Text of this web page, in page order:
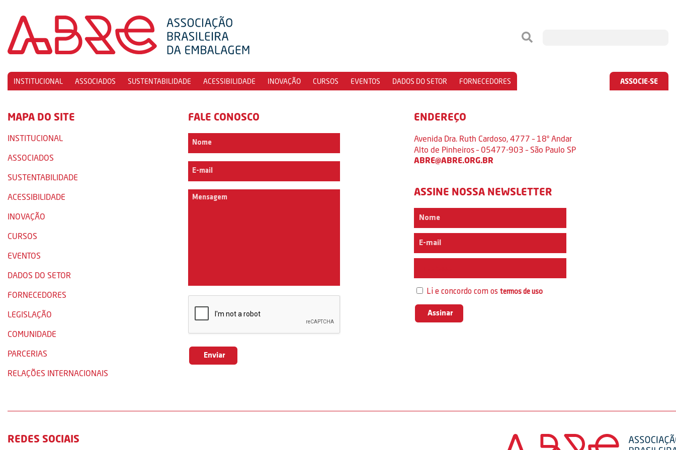
INSTITUCIONAL ASSOCIADOS SUSTENTABILIDADE ACESSIBILIDADE INOVAÇÃO CURSOS EVENTOS DADOS DO SETOR FORNECEDORES ASSOCIE-SE
MAPA DO SITE
INSTITUCIONAL
ASSOCIADOS
SUSTENTABILIDADE
ACESSIBILIDADE
INOVAÇÃO
CURSOS
EVENTOS
DADOS DO SETOR
FORNECEDORES
LEGISLAÇÃO
COMUNIDADE
PARCERIAS
RELAÇÕES INTERNACIONAIS
FALE CONOSCO ENDEREÇO
Avenida Dra. Ruth Cardoso, 4777 – 18º Andar
Alto de Pinheiros – 05477-903 – São Paulo SP
ABRE@ABRE.ORG.BR
ASSINE NOSSA NEWSLETTER
Li e concordo com ostermos de uso
REDES SOCIAIS